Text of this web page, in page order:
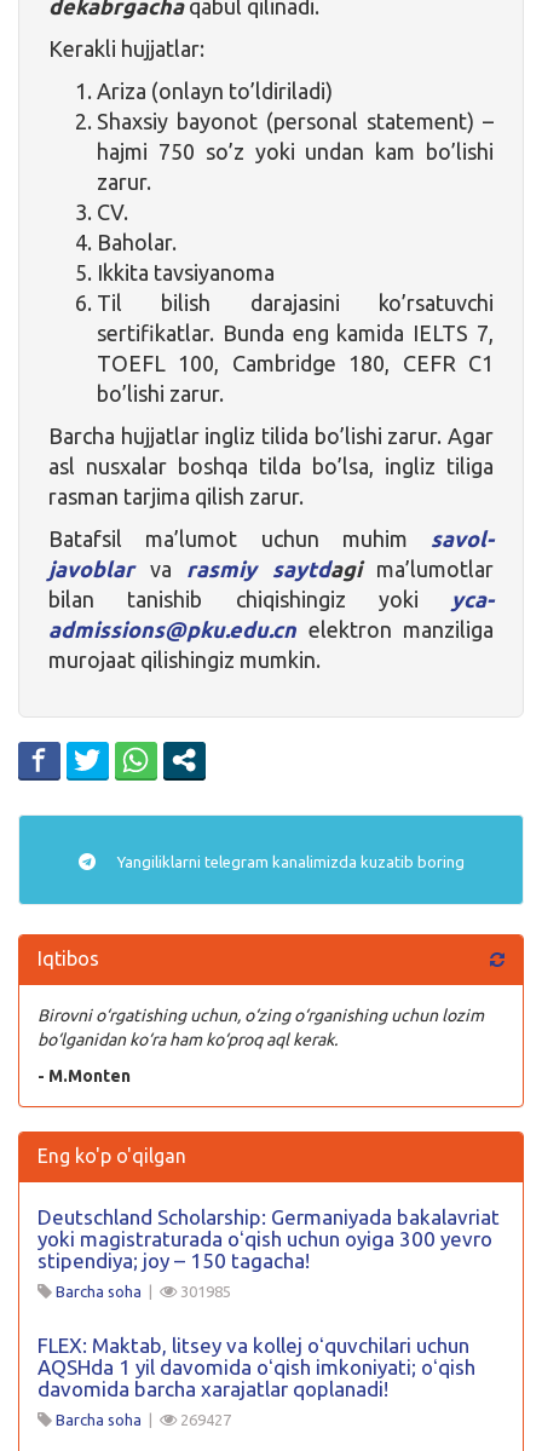
dekabrgachaqabul qilinadi.
Kerakli hujjatlar:
Ariza (onlayn to’ldiriladi)
Shaxsiy bayonot (personal statement) –
hajmi 750 so’z yoki undan kam bo’lishi
zarur.
CV.
Baholar.
Ikkita tavsiyanoma
Til bilish darajasini ko’rsatuvchi
sertifikatlar. Bunda eng kamida IELTS 7,
TOEFL 100, Cambridge 180, CEFR C1
bo’lishi zarur.
Barcha hujjatlar ingliz tilida bo’lishi zarur. Agar
asl nusxalar boshqa tilda bo’lsa, ingliz tiliga
rasman tarjima qilish zarur.
Batafsil ma’lumot uchun muhim savol-
javoblarva rasmiy saytdagima’lumotlar
bilan tanishib chiqishingiz yoki yca-
admissions@pku.edu.cn elektron manziliga
murojaat qilishingiz mumkin.
Yangiliklarni telegram kanalimizda kuzatib boring
Iqtibos
Birovni o‘rgatishing uchun, o‘zing o‘rganishing uchun lozim
bo‘lganidan ko‘ra ham ko‘proq aql kerak.
- M.Monten
Eng ko'p o'qilgan
Deutschland Scholarship: Germaniyada bakalavriat
yoki magistraturada oʻqish uchun oyiga 300 yevro
stipendiya; joy – 150 tagacha!
Barcha soha | 301985
FLEX: Maktab, litsey va kollej oʻquvchilari uchun
AQSHda 1 yil davomida oʻqish imkoniyati; oʻqish
davomida barcha xarajatlar qoplanadi!
Barcha soha | 269427